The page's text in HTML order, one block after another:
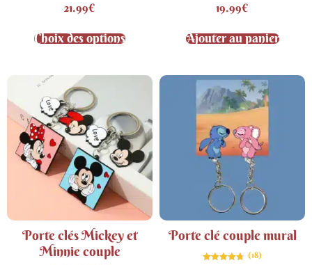
4.91
sur 5
21.99€
Choix des options
4.78
sur 5
19.99€
Ajouter au panier
Porte clés Mickey et
Minnie couple
Porte clé couple mural
(18)